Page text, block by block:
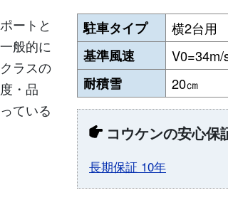
ートと
般的に
ラスの
・品
ている
駐車タイプ 横2台用
基準風速 V0=34m/
耐積雪 20㎝
コウケンの安心保
長期保証 10年